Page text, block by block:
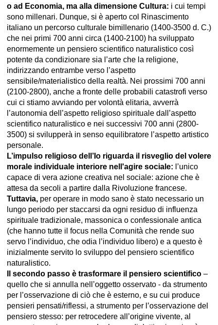
o ad Economia, ma alla dimensione Cultura: i cui tempi
sono millenari. Dunque, si è aperto col Rinascimento
italiano un percorso culturale bimillenario (1400-3500 d. C.)
che nei primi 700 anni circa (1400-2100) ha sviluppato
enormemente un pensiero scientifico naturalistico così
potente da condizionare sia l’arte che la religione,
indirizzando entrambe verso l’aspetto
sensibile/materialistico della realtà. Nei prossimi 700 anni
(2100-2800), anche a fronte delle probabili catastrofi verso
cui ci stiamo avviando per volontà elitaria, avverrà
l’autonomia dell’aspetto religioso spirituale dall’aspetto
scientifico naturalistico e nei successivi 700 anni (2800-
3500) si svilupperà in senso equilibratore l’aspetto artistico
personale.
L’impulso religioso dell’Io riguarda il risveglio del volere
morale individuale interiore nell'agire sociale: l’unico
capace di vera azione creativa nel sociale: azione che è
attesa da secoli a partire dalla Rivoluzione francese.
Tuttavia, per operare in modo sano è stato necessario un
lungo periodo per staccarsi da ogni residuo di influenza
spirituale tradizionale, massonica o confessionale antica
(che hanno tutte il focus nella Comunità che rende suo
servo l’individuo, che odia l’individuo libero) e a questo è
inizialmente servito lo sviluppo del pensiero scientifico
naturalistico.
Il secondo passo è trasformare il pensiero scientifico –
quello che si annulla nell’oggetto osservato - da strumento
per l’osservazione di ciò che è esterno, e su cui produce
pensieri pensati/riflessi, a strumento per l’osservazione del
pensiero stesso: per retrocedere all’origine vivente, al